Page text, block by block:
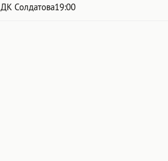
ДК Солдатова19:00